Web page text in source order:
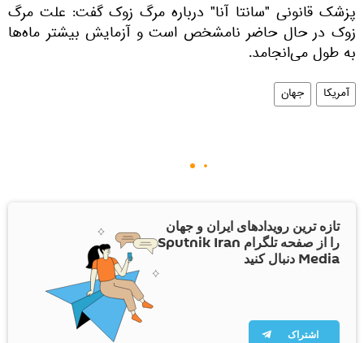
پزشک قانونی "سانتا آنا" درباره مرگ زوک گفت: علت مرگ
زوک در حال حاضر نامشخص است و آزمایش بیشتر ماه‌ها
به طول می‌انجامد.
آمریکا جهان
تازه ترین رویدادهای ایران و جهان
را از صفحه تلگرام Sputnik Iran
Media دنبال کنید
اشتراک